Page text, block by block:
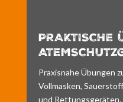
PRAKTISCHE
Praxisnahe Übungen
Vollmasken,
und Rettungsgeräten.